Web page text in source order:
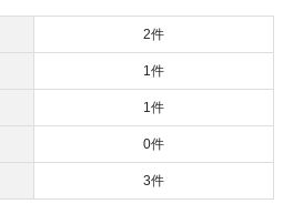
2件
1件
1件
0件
3件